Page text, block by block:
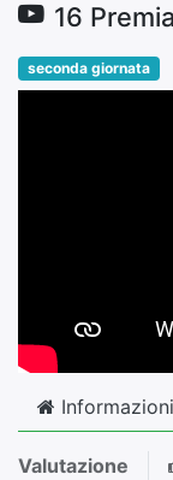
16
seconda giornata
Informazioni
Valutazione